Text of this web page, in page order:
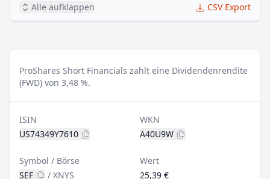
Alle aufklappen CSV Export
ProShares Short Financials zahlt eine Dividendenrendite
(FWD) von 3,48 %.
ISIN
US74349Y7610
WKN
A40U9W
Symbol / Börse
SEF
/ XNYS
Wert
25,39 €